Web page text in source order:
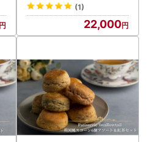
(1)
22,000